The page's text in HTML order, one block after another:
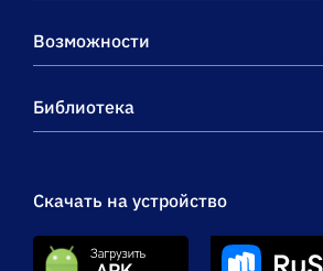
Скачать на устройство
Возможности
Библиотека